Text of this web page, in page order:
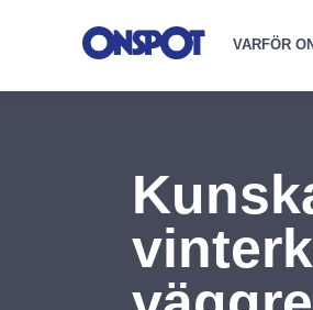
VARFÖR